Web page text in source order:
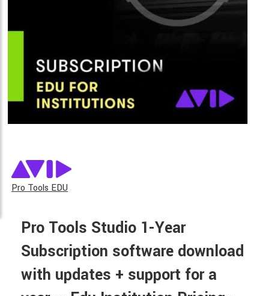
Pro Tools EDU
Pro Tools Studio 1-Year
Subscription software download
with updates + support for a